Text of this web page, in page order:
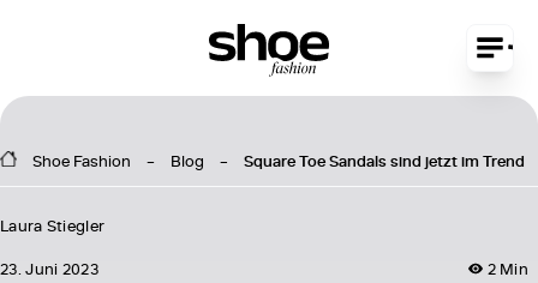
Shoe Fashion Blog Square Toe Sandals sind jetzt im Trend
Laura Stiegler
2 Min
23. Juni 2023